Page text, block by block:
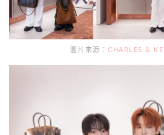
圖片來源： CHARLES &